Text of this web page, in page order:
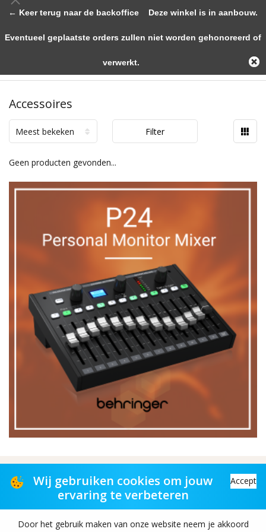
Accessoires
Meest bekeken Filter
Geen producten gevonden...
Distributiepartner voor muziekwinkels
Distribution partner to music stores
Copyright© 2026 TAS-retail B.V. All rights reserved.
← Keer terug naar de backoffice Deze winkel is in aanbouw.
Eventueel geplaatste orders zullen niet worden gehonoreerd of
verwerkt.
Wij gebruiken cookies om jouw
ervaring te verbeteren
Accept
Door het gebruik maken van onze website neem je akkoord